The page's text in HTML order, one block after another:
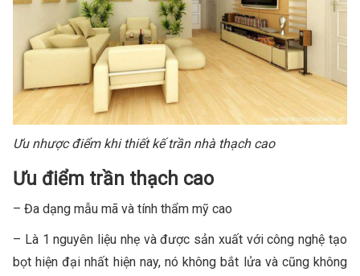
Ưu nhược điểm khi thiết kế trần nhà thạch cao
Ưu điểm trần thạch cao
– Đa dạng mẫu mã và tính thẩm mỹ cao
– Là 1 nguyên liệu nhẹ và được sản xuất với công nghệ tạo
bọt hiện đại nhất hiện nay, nó không bắt lửa và cũng không